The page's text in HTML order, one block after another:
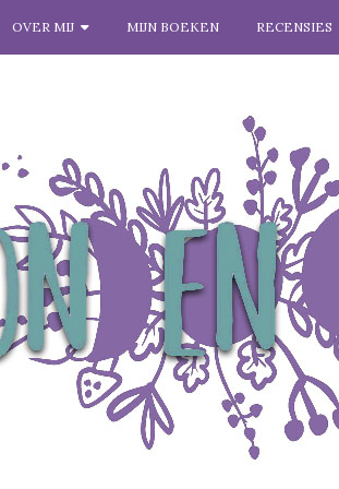
OVER MIJ MIJN BOEKEN RECENSIES